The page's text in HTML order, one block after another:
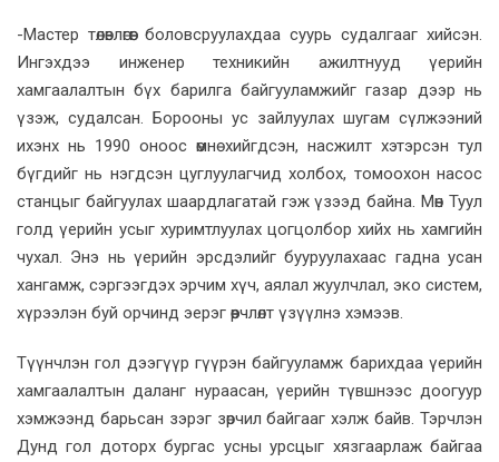
-Мастер төлөвлөгөөг боловсруулахдаа суурь судалгааг хийсэн.
Ингэхдээ инженер техникийн ажилтнууд үерийн
хамгаалалтын бүх барилга байгууламжийг газар дээр нь
үзэж, судалсан. Борооны ус зайлуулах шугам сүлжээний
ихэнх нь 1990 оноос өмнө хийгдсэн, насжилт хэтэрсэн тул
бүгдийг нь нэгдсэн цуглуулагчид холбох, томоохон насос
станцыг байгуулах шаардлагатай гэж үзээд байна. Мөн Туул
голд үерийн усыг хуримтлуулах цогцолбор хийх нь хамгийн
чухал. Энэ нь үерийн эрсдэлийг бууруулахаас гадна усан
хангамж, сэргээгдэх эрчим хүч, аялал жуулчлал, эко систем,
хүрээлэн буй орчинд эерэг өөрчлөлт үзүүлнэ хэмээв.
Түүнчлэн гол дээгүүр гүүрэн байгууламж барихдаа үерийн
хамгаалалтын даланг нураасан, үерийн түвшнээс доогуур
хэмжээнд барьсан зэрэг зөрчил байгааг хэлж байв. Тэрчлэн
Дунд гол доторх бургас усны урсцыг хязгаарлаж байгаа